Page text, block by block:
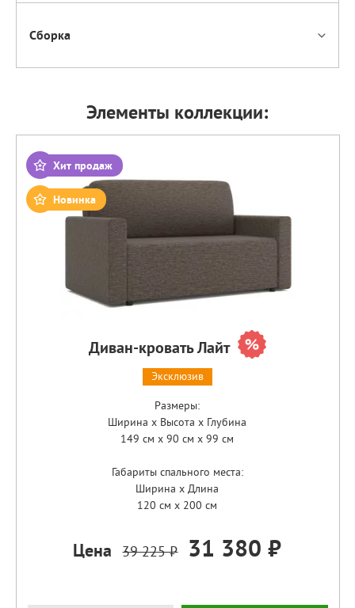
Сборка
Элементы коллекции:
Хит продаж
Новинка
Диван-кровать Лайт
Эксклюзив
Размеры:
Ширина x Высота x Глубина
149 см x 90 см x 99 см
Габариты спального места:
Ширина x Длина
120 см x 200 см
Цена 39 225 ₽ 31 380 ₽